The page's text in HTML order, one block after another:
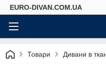
EURO-DIVAN.COM.UA
Товари Дивани в